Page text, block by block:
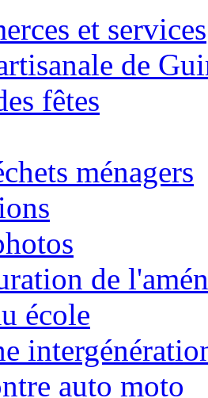
et services
de
fêtes
ménagers
de
école
auto moto